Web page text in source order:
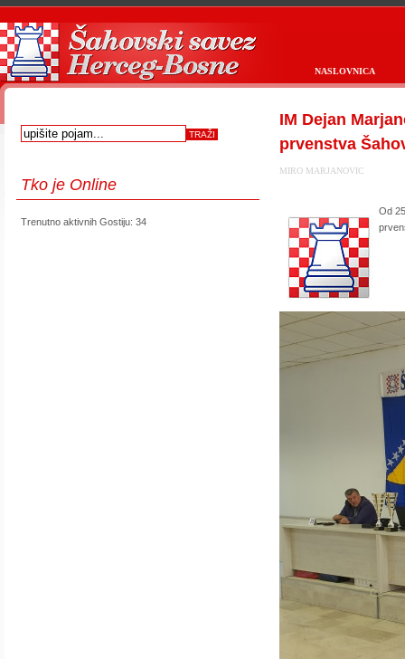
NASLOVNICA
Tko je Online
Trenutno aktivnih Gostiju: 34
IM Dejan
prvenstva
MIRO MARJANOVIC
Od